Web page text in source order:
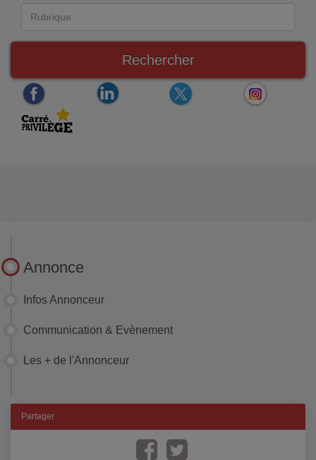
Rechercher
Annonce
Infos Annonceur
Communication & Evènement
Les + de l'Annonceur
Partager